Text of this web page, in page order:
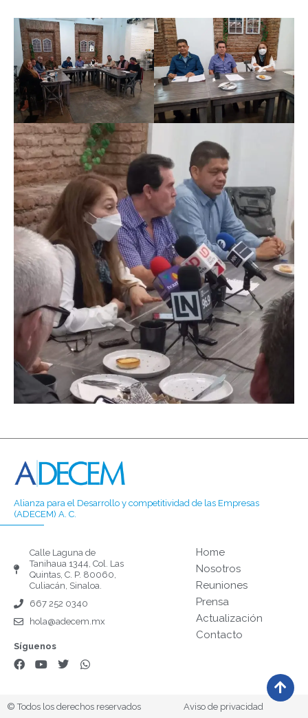
Alianza para el Desarrollo y competitividad de las Empresas
(ADECEM) A. C.
Calle Laguna de
Tanihaua 1344, Col. Las
Quintas, C. P. 80060,
Culiacán, Sinaloa.
667 252 0340
hola@adecem.mx
Síguenos
F
a
b
Y
u
T
t
W
s
Home
Nosotros
Reuniones
Prensa
Actualización
Contacto
© Todos los derechos reservados Aviso de privacidad